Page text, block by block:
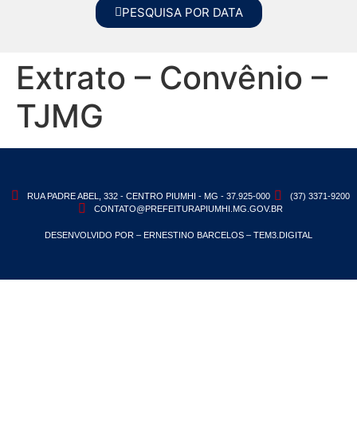
PESQUISA POR DATA
Extrato – Convênio –
TJMG
RUA PADRE ABEL, 332 - CENTRO PIUMHI - MG - 37.925-000
(37) 3371-9200
CONTATO@PREFEITURAPIUMHI.MG.GOV.BR
DESENVOLVIDO POR – ERNESTINO BARCELOS – TEM3.DIGITAL